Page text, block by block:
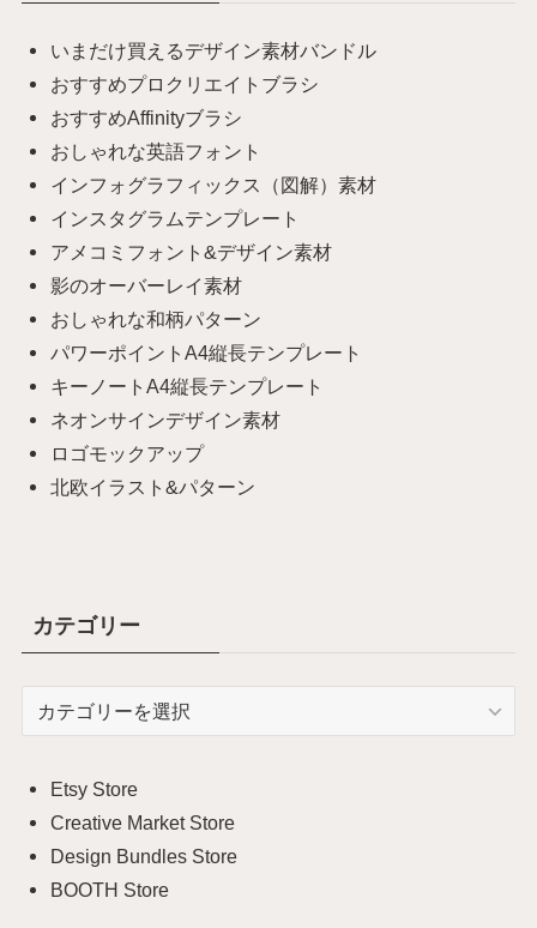
いまだけ買えるデザイン素材バンドル
おすすめプロクリエイトブラシ
おすすめAffinityブラシ
おしゃれな英語フォント
インフォグラフィックス（図解）素材
インスタグラムテンプレート
アメコミフォント&デザイン素材
影のオーバーレイ素材
おしゃれな和柄パターン
パワーポイントA4縦長テンプレート
キーノートA4縦長テンプレート
ネオンサインデザイン素材
ロゴモックアップ
北欧イラスト&パターン
カテゴリー
リ
ー
Etsy Store
Creative Market Store
Design Bundles Store
BOOTH Store